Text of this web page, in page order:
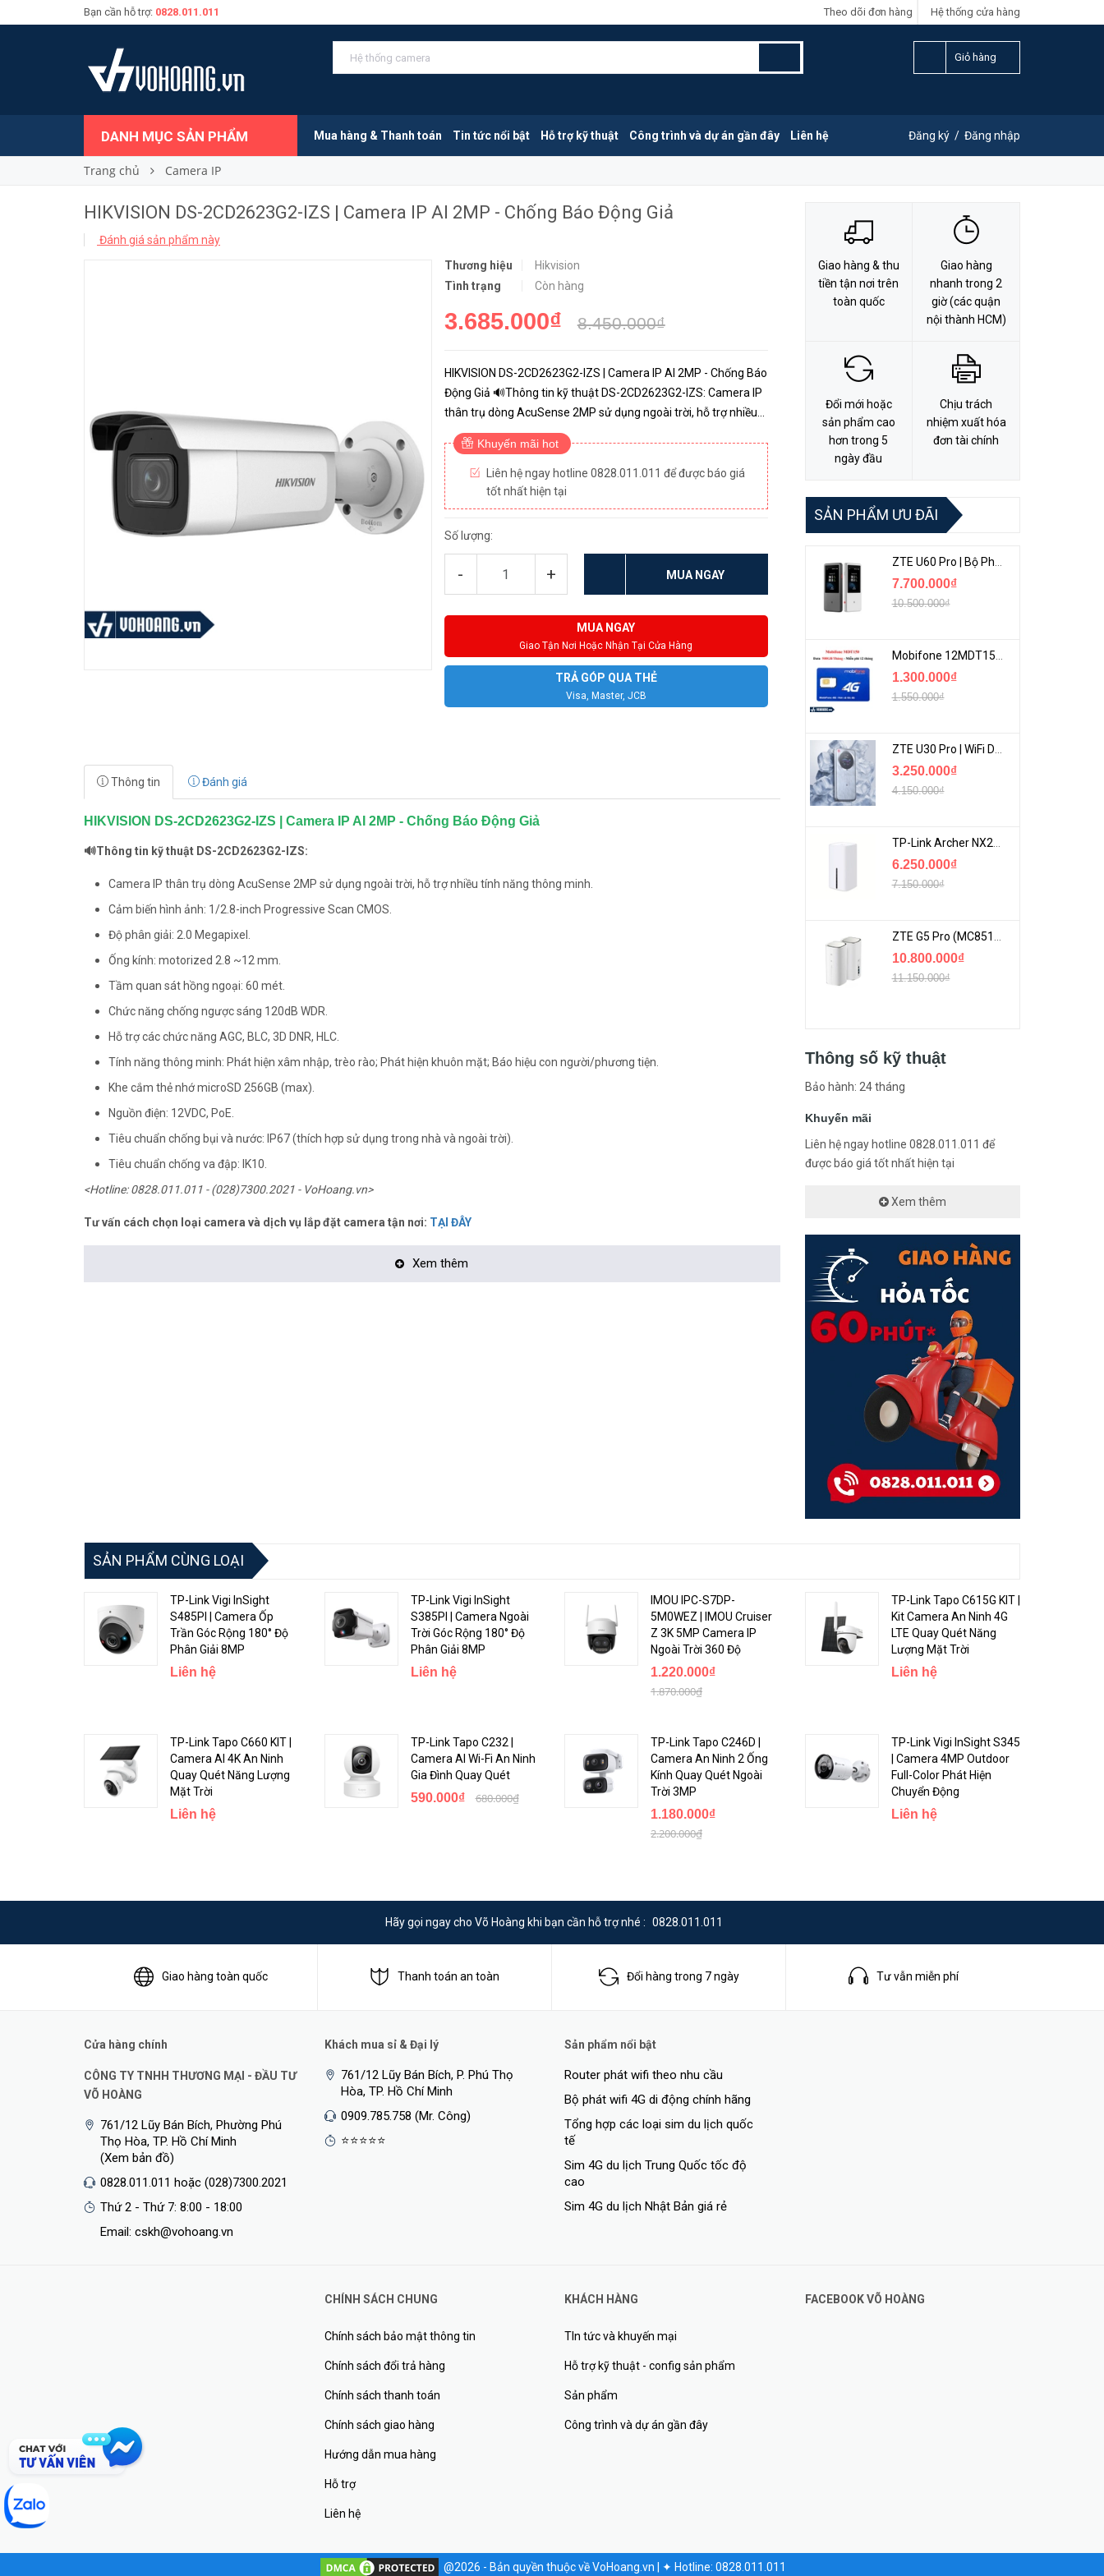
Bạn cần hỗ trợ: 0828.011.011 Hệ thống cửa hàng
Theo dõi đơn hàng
Giỏ hàng
DANH MỤC SẢN PHẨM Mua hàng & Thanh toán Tin tức nổi bật Hỗ trợ kỹ thuật Công trình và dự án gần đây Liên hệ Đăng ký / Đăng nhập
Trang chủ Camera IP
HIKVISION DS-2CD2623G2-IZS | Camera IP AI 2MP - Chống Báo Động Giả
Đánh giá sản phẩm này
Thương hiệu
Hikvision
Tình trạng
Còn hàng
3.685.000₫ 8.450.000₫
HIKVISION DS-2CD2623G2-IZS | Camera IP AI 2MP - Chống Báo
Động Giả 🔊Thông tin kỹ thuật DS-2CD2623G2-IZS: Camera IP
thân trụ dòng AcuSense 2MP sử dụng ngoài trời, hỗ trợ nhiều
tính năng thông minh. Cảm biến hình ảnh: 1/2.8-inch
Progressive S...
Khuyến mãi hot
Liên hệ ngay hotline 0828.011.011 để được báo giá
tốt nhất hiện tại
Số lượng:
- + MUA NGAY
MUA NGAY
Giao Tận Nơi Hoặc Nhận Tại Cửa Hàng
TRẢ GÓP QUA THẺ
Visa, Master, JCB
MUA NGAY LIÊN HỆ ĐẶT HÀNG
Thông tin Đánh giá
HIKVISION DS-2CD2623G2-IZS | Camera IP AI 2MP - Chống Báo Động Giả
🔊Thông tin kỹ thuật DS-2CD2623G2-IZS:
Camera IP thân trụ dòng AcuSense 2MP sử dụng ngoài trời, hỗ trợ nhiều tính năng thông minh.
Cảm biến hình ảnh: 1/2.8-inch Progressive Scan CMOS.
Độ phân giải: 2.0 Megapixel.
Ống kính: motorized 2.8 ~12 mm.
Tầm quan sát hồng ngoại: 60 mét.
Chức năng chống ngược sáng 120dB WDR.
Hỗ trợ các chức năng AGC, BLC, 3D DNR, HLC.
Tính năng thông minh: Phát hiện xâm nhập, trèo rào; Phát hiện khuôn mặt; Báo hiệu con người/phương tiện.
Khe cắm thẻ nhớ microSD 256GB (max).
Nguồn điện: 12VDC, PoE.
Tiêu chuẩn chống bụi và nước: IP67 (thích hợp sử dụng trong nhà và ngoài trời).
Tiêu chuẩn chống va đập: IK10.
<Hotline: 0828.011.011 - (028)7300.2021 - VoHoang.vn>
Tư vấn cách chọn loại camera và dịch vụ lắp đặt camera tận nơi: TẠI ĐÂY
Xem thêm
Giao hàng & thu
tiền tận nơi trên
toàn quốc
Giao hàng
nhanh trong 2
giờ (các quận
nội thành HCM)
Đổi mới hoặc
sản phẩm cao
hơn trong 5
ngày đầu
Chịu trách
nhiệm xuất hóa
đơn tài chính
SẢN PHẨM ƯU ĐÃI
ZTE U60 Pro | Bộ Phát 5G Cầm Tay Tích Hợp Công Nghệ WiFi 7, Pin 10000mAh
7.700.000₫
10.500.000₫
Mobifone 12MDT150 | Sim Chuyên 4G Mobifone Dung Lượng Cao 500GB/Tháng Gói 1 Năm
1.300.000₫
1.550.000₫
ZTE U30 Pro | WiFi Di Động 5G Tốc Độ Lên Đến 500Mbps, Màn Hình Cảm Ứng
3.250.000₫
4.150.000₫
TP-Link Archer NX200 | Bộ Phát WiFi Dùng Sim 5G Tốc Độ Cao Mới FullBox
6.250.000₫
7.150.000₫
ZTE G5 Pro (MC8512) | Router 5G WiFi7 Be7200 Hỗ Trợ Băng Tần 6Ghz Cực Mạnh
10.800.000₫
11.150.000₫
Thông số kỹ thuật
Bảo hành: 24 tháng
Khuyến mãi
Liên hệ ngay hotline 0828.011.011 để
được báo giá tốt nhất hiện tại
Xem thêm
SẢN PHẨM CÙNG LOẠI
TP-Link Vigi InSight
S485PI | Camera Ốp
Trần Góc Rộng 180° Độ
Phân Giải 8MP
Liên hệ
TP-Link Vigi InSight
S385PI | Camera Ngoài
Trời Góc Rộng 180° Độ
Phân Giải 8MP
Liên hệ
IMOU IPC-S7DP-
5M0WEZ | IMOU Cruiser
Z 3K 5MP Camera IP
Ngoài Trời 360 Độ
1.220.000₫
1.870.000₫
TP-Link Tapo C615G KIT |
Kit Camera An Ninh 4G
LTE Quay Quét Năng
Lượng Mặt Trời
Liên hệ
TP-Link Tapo C660 KIT |
Camera AI 4K An Ninh
Quay Quét Năng Lượng
Mặt Trời
Liên hệ
TP-Link Tapo C232 |
Camera AI Wi-Fi An Ninh
Gia Đình Quay Quét
590.000₫ 680.000₫
TP-Link Tapo C246D |
Camera An Ninh 2 Ống
Kính Quay Quét Ngoài
Trời 3MP
1.180.000₫
2.200.000₫
TP-Link Vigi InSight S345
| Camera 4MP Outdoor
Full-Color Phát Hiện
Chuyển Động
Liên hệ
Hãy gọi ngay cho Võ Hoàng khi bạn cần hỗ trợ nhé : 0828.011.011
Giao hàng toàn quốc Thanh toán an toàn Đổi hàng trong 7 ngày Tư vẫn miễn phí
Cửa hàng chính
CÔNG TY TNHH THƯƠNG MẠI - ĐẦU TƯ
VÕ HOÀNG
761/12 Lũy Bán Bích, Phường Phú
Thọ Hòa, TP. Hồ Chí Minh
(Xem bản đồ)
0828.011.011 hoặc (028)7300.2021
Thứ 2 - Thứ 7: 8:00 - 18:00
Email: cskh@vohoang.vn
Khách mua sỉ & Đại lý
761/12 Lũy Bán Bích, P. Phú Thọ
Hòa, TP. Hồ Chí Minh
0909.785.758 (Mr. Công)
⭐⭐⭐⭐⭐
Sản phẩm nổi bật
Router phát wifi theo nhu cầu
Bộ phát wifi 4G di động chính hãng
Tổng hợp các loại sim du lịch quốc
tế
Sim 4G du lịch Trung Quốc tốc độ
cao
Sim 4G du lịch Nhật Bản giá rẻ
CHÍNH SÁCH CHUNG
Chính sách bảo mật thông tin
Chính sách đổi trả hàng
Chính sách thanh toán
Chính sách giao hàng
Hướng dẫn mua hàng
Hỗ trợ
Liên hệ
KHÁCH HÀNG
TIn tức và khuyến mại
Hỗ trợ kỹ thuật - config sản phẩm
Sản phẩm
Công trình và dự án gần đây
FACEBOOK VÕ HOÀNG
@2026 - Bản quyền thuộc về VoHoang.vn ✦ Hotline: 0828.011.011